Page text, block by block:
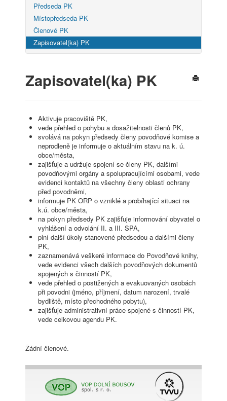
Předseda PK
Místopředseda PK
Členové PK
Zapisovatel(ka) PK
Zapisovatel(ka) PK
Aktivuje pracoviště PK,
vede přehled o pohybu a dosažitelnosti členů PK,
svolává na pokyn předsedy členy povodňové komise a
neprodleně je informuje o aktuálním stavu na k. ú.
obce/města,
zajišťuje a udržuje spojení se členy PK, dalšími
povodňovými orgány a spolupracujícími osobami, vede
evidenci kontaktů na všechny členy oblasti ochrany
před povodněmi,
informuje PK ORP o vzniklé a probíhající situaci na
k.ú. obce/města,
na pokyn předsedy PK zajišťuje informování obyvatel o
vyhlášení a odvolání II. a III. SPA,
plní další úkoly stanovené předsedou a dalšími členy
PK,
zaznamenává veškeré informace do Povodňové knihy,
vede evidenci všech dalších povodňových dokumentů
spojených s činností PK,
vede přehled o postižených a evakuovaných osobách
při povodni (jméno, příjmení, datum narození, trvalé
bydliště, místo přechodného pobytu),
zajišťuje administrativní práce spojené s činností PK,
vede celkovou agendu PK.
Žádní členové.